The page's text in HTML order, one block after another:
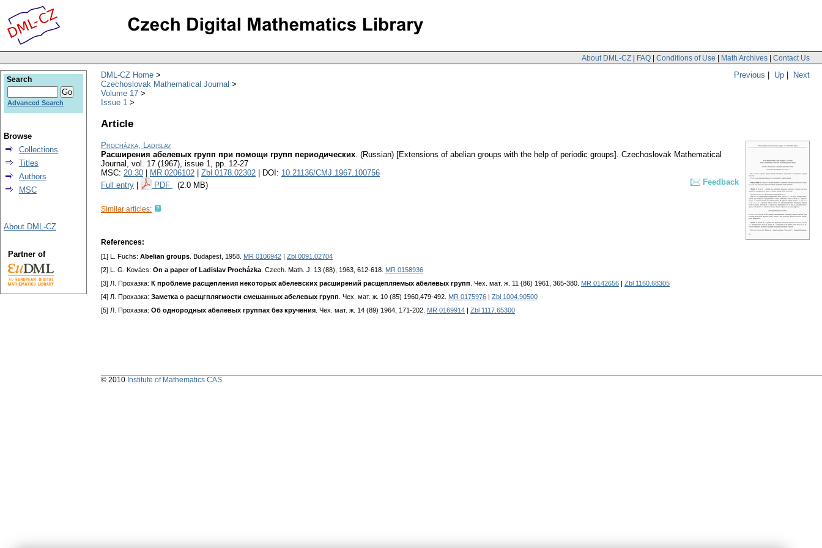
About DML-CZ | FAQ | Conditions of Use | Math Archives | Contact Us
Previous | Up | Next
DML-CZ Home
Czechoslovak Mathematical Journal
Volume 17
Issue 1
Article
Procházka, Ladislav
Расширения абелевых групп при помощи групп периодических. (Russian) [Extensions of abelian groups with the help of periodic groups]. Czechoslovak Mathematical
Journal , vol. 17 (1967), issue 1, pp. 12-27
MSC: 20.30 MR 0206102 Zbl 0178.02302 | DOI: 10.21136/CMJ.1967.100756
Full entry
PDF (2.0 MB) Feedback
Similar articles:
References:
[1] L. Fuchs: Abelian groups . Budapest, 1958. MR 0106942
Zbl 0091.02704
[2] L. G. Kovács: On a paper of Ladislav Procházka . Czech. Math. J. 13 (88), 1963, 612-618. MR 0158936
[3] Л. Прохазка: К проблеме расщепления некоторых абелевских расширений расщепляемых абелевых групп . Чех. мат. ж. 11 {86) 1961, 365-380. MR 0142656
Zbl 1160.68305
[4] Л. Прохазка: Заметка о расщгплягмости смешанных абелевых групп . Чех. мат. ж. 10 (85) 1960,479-492. MR 0175976
Zbl 1004.90500
[5] Л. Прохазка: Об однородных абелевых группах без кручения . Чех. мат. ж. 14 (89) 1964, 171-202. MR 0169914 Zbl 1117.65300
Search
Advanced Search
Browse
Collections
Titles
Authors
MSC
About DML-CZ
Partner of
© 2010 Institute of Mathematics CAS